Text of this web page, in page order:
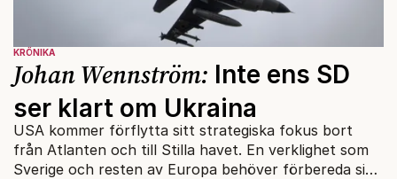
KRÖNIKA
Johan Wennström: Inte ens SD
ser klart om Ukraina
USA kommer förflytta sitt strategiska fokus bort
från Atlanten och till Stilla havet. En verklighet som
Sverige och resten av Europa behöver förbereda sig